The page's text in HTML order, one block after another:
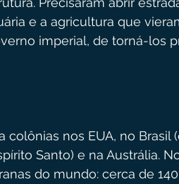
e a agricultura que
imperial, de torná-los
nos EUA, no Brasil
Santo) e na Austrália.
do mundo: cerca de